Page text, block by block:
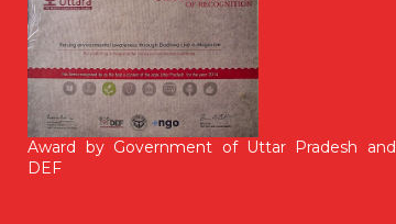
Award by Government of Uttar Pradesh and
DEF